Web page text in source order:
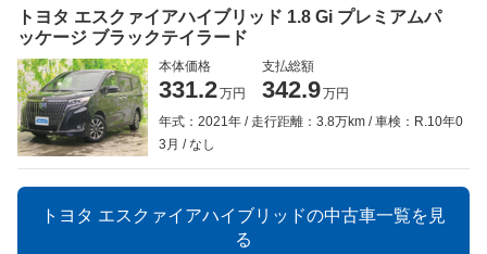
トヨタ エスクァイアハイブリッド 1.8 Gi プレミアムパ
ッケージ ブラックテイラード
本体価格
331.2万円
支払総額
342.9万円
年式：2021年
走行距離：3.8万km
車検：R.10年0
3月
なし
トヨタ エスクァイアハイブリッドの中古車一覧を見
る